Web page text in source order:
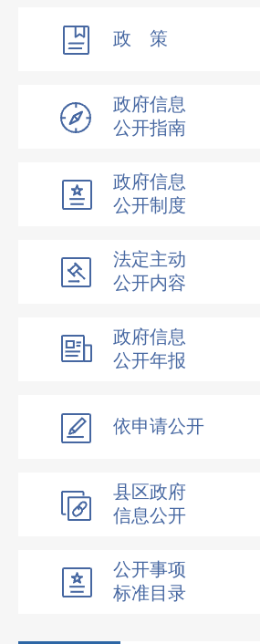
政 策
政府信息
公开指南
政府信息
公开制度
法定主动
公开内容
政府信息
公开年报
依申请公开
县区政府
信息公开
公开事项
标准目录